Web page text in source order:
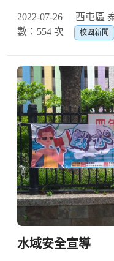
2022-07-26 西屯區
數：554 次
校園新聞
水域安全宣導